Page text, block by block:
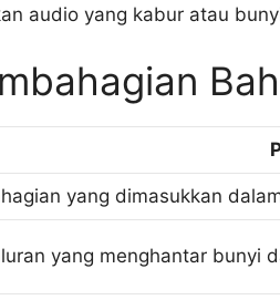
audio yang kabur atau
yang dimasukkan
yang menghantar bunyi